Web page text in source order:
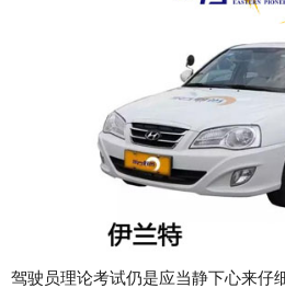
驾驶员理论考试仍是应当静下心来仔